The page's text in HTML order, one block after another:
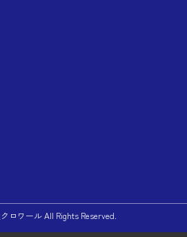
ロワール All Rights Reserved.